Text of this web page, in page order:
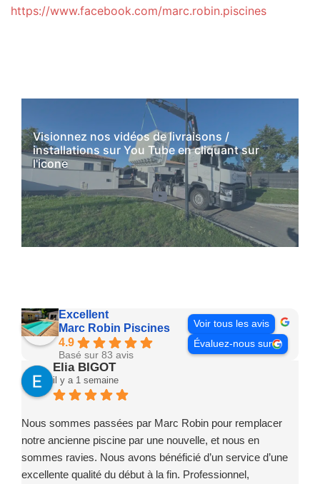
https://www.facebook.com/marc.robin.piscines
Visionnez nos vidéos de livraisons /
installations sur You Tube en cliquant sur
l'icone
YouTube
Excellent
Marc Robin Piscines
4.9
Basé sur 83 avis
Voir tous les avis
Évaluez-nous sur
Elia BIGOT
il y a 1 semaine
Nous sommes passées par Marc Robin pour remplacer
notre ancienne piscine par une nouvelle, et nous en
sommes ravies. Nous avons bénéficié d’un service d’une
excellente qualité du début à la fin. Professionnel,